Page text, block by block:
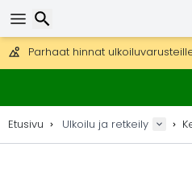
Mahdollisuus lähettää DHL
30 päivää palautukseen, 90
Parhaat hinnat
Etusivu Ulkoilu ja retkeily